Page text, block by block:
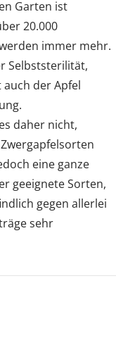
Garten ist
20.000
immer mehr.
Selbststerilität,
der Apfel
daher nicht,
eine ganze
geeignete Sorten,
gegen allerlei
sehr